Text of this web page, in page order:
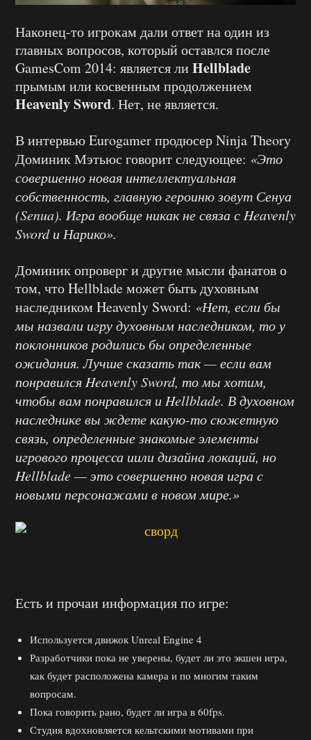
Наконец-то игрокам дали ответ на один из
главных вопросов, который оставлся после
GamesCom 2014: является ли Hellblade
прымым или косвенным продолжением
Heavenly Sword. Нет, не является.
В интервью Eurogamer продюсер Ninja Theory
Доминик Мэтьюс говорит следующее: «Это
совершенно новая интеллектуальная
собственность, главную героиню зовут Сенуа
(Senua). Игра вообще никак не связа с Heavenly
Sword и Нарико».
Доминик опроверг и другие мысли фанатов о
том, что Hellblade может быть духовным
наследником Heavenly Sword: «Нет, если бы
мы назвали игру духовным наследником, то у
поклонников родились бы определенные
ожидания. Лучше сказать так — если вам
понравился Heavenly Sword, то мы хотим,
чтобы вам понравился и Hellblade. В духовном
наследнике вы ждете какую-то сюжетную
связь, определенные знакомые элементы
игрового процесса иили дизайна локаций, но
Hellblade — это совершенно новая игра с
новыми персонажами в новом мире.»
Есть и прочаи информация по игре:
Используется движок Unreal Engine 4
Разработчики пока не уверены, будет ли это экшен игра,
как будет расположена камера и по многим таким
вопросам.
Пока говорить рано, будет ли игра в 60fps.
Студия вдохновляется кельтскими мотивами при